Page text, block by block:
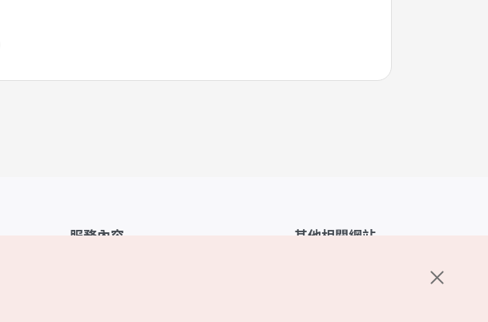
服務內容 其他相關網站